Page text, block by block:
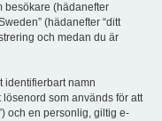
besökare (hädanefter
(hädanefter “ditt
och medan du är
identifierbart namn
lösenord som används för att
och en personlig, giltig e-